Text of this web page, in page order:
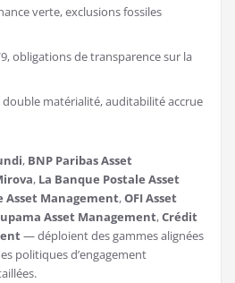
verte, exclusions fossiles
obligations de transparence sur la
double matérialité, auditabilité accrue
, BNP Paribas Asset
, La Banque Postale Asset
Asset Management,OFI Asset
Asset Management,Crédit
— déploient des gammes alignées
politiques d’engagement